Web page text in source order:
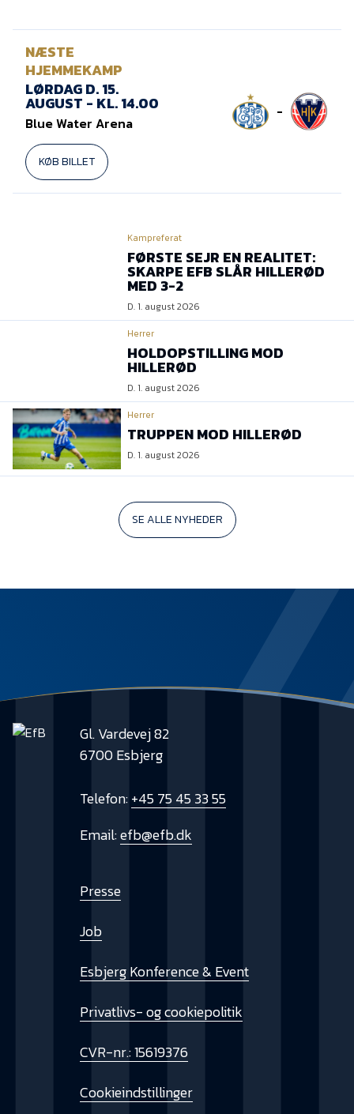
NÆSTE
HJEMMEKAMP
LØRDAG D. 15.
AUGUST - KL. 14.00
Blue Water Arena
KØB BILLET
-
Kampreferat
FØRSTE SEJR EN REALITET:
SKARPE EFB SLÅR HILLERØD
MED 3-2
D. 1. august 2026
Herrer
HOLDOPSTILLING MOD
HILLERØD
D. 1. august 2026
Herrer
TRUPPEN MOD HILLERØD
D. 1. august 2026
SE ALLE NYHEDER
Gl. Vardevej 82
6700 Esbjerg
Telefon:+45 75 45 33 55
Email:efb@efb.dk
Presse
Job
Esbjerg Konference & Event
Privatlivs- og cookiepolitik
CVR-nr.: 15619376
Cookieindstillinger